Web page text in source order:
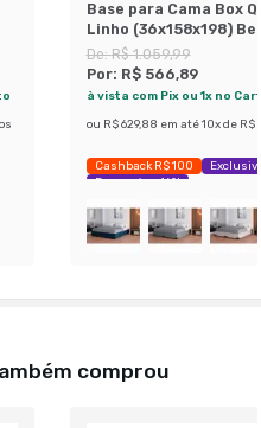
Base para Cama Box
Linho (36x158x198)
De:R$ 1.059,99
Por: R$ 566,89
à vista com Pix ou 1x no
ou R$ 629,88 em até 10x de R$
Cashback R$ 100
Economize 46%
comprou